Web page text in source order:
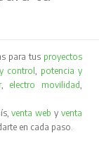
para tus proyectos
control, potencia y
, electro movilidad,
venta web y venta
en cada paso.